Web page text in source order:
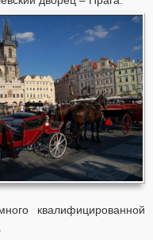
квалифицированной